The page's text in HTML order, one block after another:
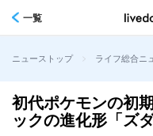
一覧
ニューストップ > ライフ総合ニ
初代ポケモンの初
ックの進化形「ズ